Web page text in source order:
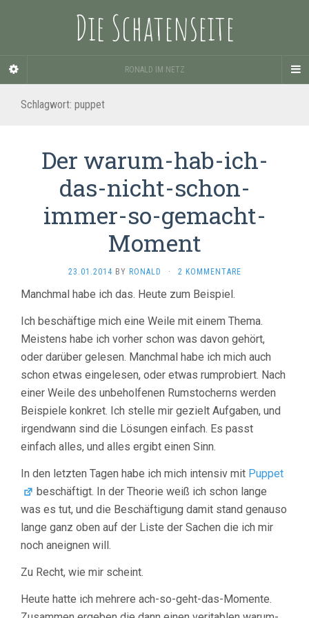
Die Schatenseite
RONALD IM NETZ
Schlagwort: puppet
Der warum-hab-ich-
das-nicht-schon-
immer-so-gemacht-
Moment
23.01.2014 BY RONALD · 2 KOMMENTARE
Manchmal habe ich das. Heute zum Beispiel.
Ich beschäftige mich eine Weile mit einem Thema.
Meistens habe ich vorher schon was davon gehört,
oder darüber gelesen. Manchmal habe ich mich auch
schon etwas eingelesen, oder etwas rumprobiert. Nach
einer Weile des unbeholfenen Rumstocherns werden
Beispiele konkret. Ich stelle mir gezielt Aufgaben, und
irgendwann sind die Lösungen einfach. Es passt
einfach alles, und alles ergibt einen Sinn.
In den letzten Tagen habe ich mich intensiv mit Puppet
beschäftigt. In der Theorie weiß ich schon lange
was es tut, und die Beschäftigung damit stand genauso
lange ganz oben auf der Liste der Sachen die ich mir
noch aneignen will.
Zu Recht, wie mir scheint.
Heute hatte ich mehrere ach-so-geht-das-Momente.